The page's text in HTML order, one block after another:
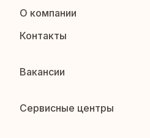
О компании
Контакты
Вакансии
Сервисные центры